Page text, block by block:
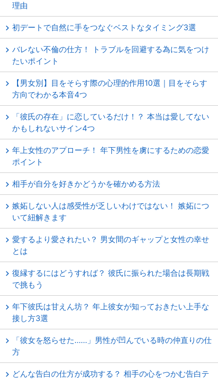
理由
初デートで自然に手をつなぐベストなタイミング3選
バレない不倫の仕方！ トラブルを回避する為に気をつけ
たいポイント
【男女別】目をそらす際の心理的作用10選｜目をそらす
方向でわかる本音4つ
「彼氏の存在」に恋しているだけ！？ 本当は愛してない
かもしれないサイン4つ
年上女性のアプローチ！ 年下男性を虜にするための恋愛
ポイント
相手が自分を好きかどうかを確かめる方法
嫉妬しない人は感受性が乏しいわけではない！ 嫉妬につ
いて紐解きます
愛するより愛されたい？ 男女間のギャップと女性の幸せ
とは
復縁するにはどうすれば？ 彼氏に振られた場合は長期戦
で挑もう
年下彼氏は甘えん坊？ 年上彼女が知っておきたい上手な
接し方3選
「彼女を怒らせた……」男性が凹んでいる時の仲直りの仕
方
どんな告白の仕方が成功する？ 相手の心をつかむ告白テ